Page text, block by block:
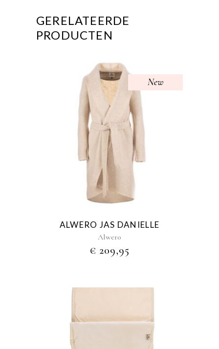
GERELATEERDE
PRODUCTEN
New
Dit
product
heeft
meerdere
variaties.
optie
worden
op
de
ALWERO JAS DANIELLE
Alwero
€ 209,95